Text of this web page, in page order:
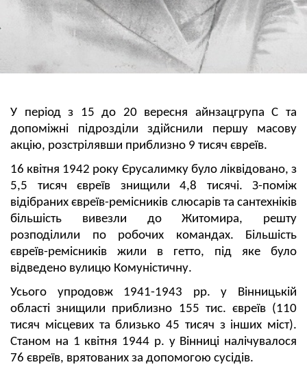
У період з 15 до 20 вересня айнзацгрупа С та
допоміжні підрозділи здійснили першу масову
акцію, розстрілявши приблизно 9 тисяч євреїв.
16 квітня 1942 року Єрусалимку було ліквідовано, з
5,5 тисяч євреїв знищили 4,8 тисячі. З-поміж
відібраних євреїв-ремісників слюсарів та сантехніків
більшість вивезли до Житомира, решту
розподілили по робочих командах. Більшість
євреїв-ремісників жили в гетто, під яке було
відведено вулицю Комуністичну.
Усього упродовж 1941-1943 рр. у Вінницькій
області знищили приблизно 155 тис. євреїв (110
тисяч місцевих та близько 45 тисяч з інших міст).
Станом на 1 квітня 1944 р. у Вінниці налічувалося
76 євреїв, врятованих за допомогою сусідів.